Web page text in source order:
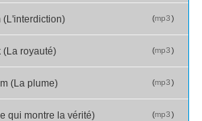
(mp3)
(L'interdiction)
(mp3)
(La royauté)
(mp3)
(La plume)
(mp3)
qui montre la vérité)